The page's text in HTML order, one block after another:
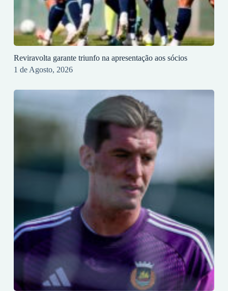
Reviravolta garante triunfo na apresentação aos sócios
1 de Agosto, 2026